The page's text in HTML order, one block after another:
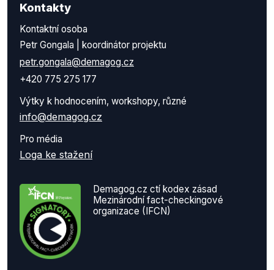
Kontakty
Kontaktní osoba
Petr Gongala | koordinátor projektu
petr.gongala@demagog.cz
+420 775 275 177
Výtky k hodnocením, workshopy, různé
info@demagog.cz
Pro média
Loga ke stažení
Demagog.cz ctí kodex zásad
Mezinárodní fact-checkingové
organizace (IFCN)